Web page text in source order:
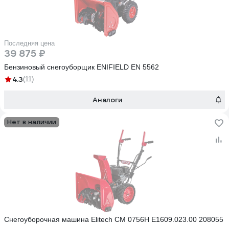
Последняя цена
39 875 ₽
Бензиновый снегоуборщик ENIFIELD EN 5562
4.3(11)
Аналоги
Нет в наличии
Снегоуборочная машина Elitech СМ 0756Н E1609.023.00 208055